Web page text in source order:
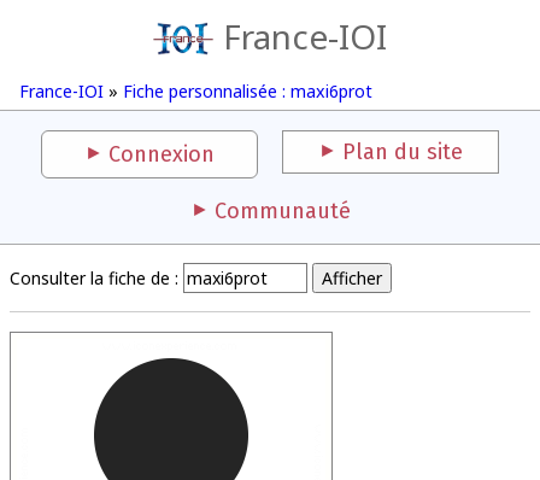
France-IOI
France-IOI » Fiche personnalisée : maxi6prot
Connexion Plan du site
Communauté
Consulter la fiche de :